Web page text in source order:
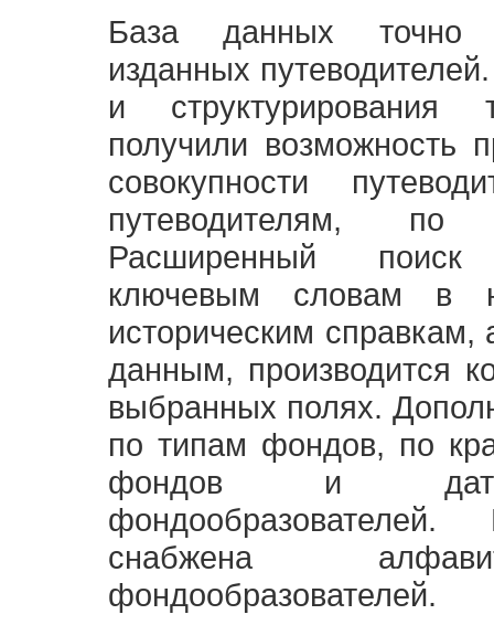
База данных точно
изданных
и структурирования
получили возможность
совокупности
путеводителям,
Расширенный
ключевым словам в
историческим
данным, производится
выбранных полях.
по типам фондов, по
фондов и
снабжена
фондообразователей.